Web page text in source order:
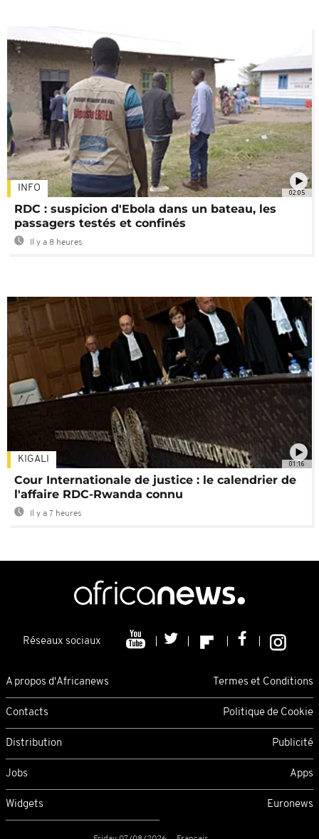
02:05
INFO
RDC : suspicion d'Ebola dans un bateau, les
passagers testés et confinés
Il y a 8 heures
01:16
KIGALI
Cour Internationale de justice : le calendrier de
l'affaire RDC-Rwanda connu
Il y a 7 heures
Réseaux sociaux
A propos d'Africanews Termes et Conditions
Contacts Politique de Cookie
Distribution Publicité
Jobs Apps
Widgets Euronews